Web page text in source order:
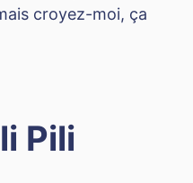
croyez-moi, ça
Pili